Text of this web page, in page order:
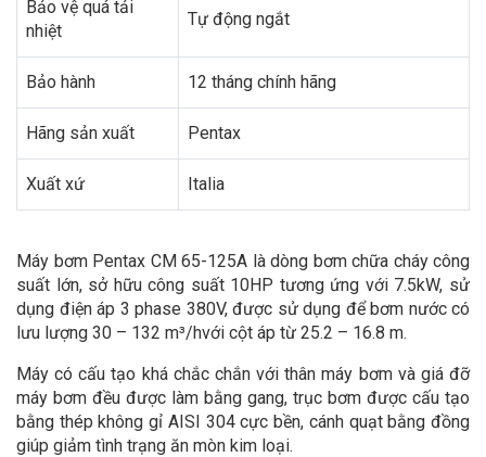
Bảo vệ quá tải
nhiệt
Tự động ngắt
Bảo hành 12 tháng chính hãng
Hãng sản xuất Pentax
Xuất xứ Italia
Máy bơm Pentax CM 65-125A là dòng bơm chữa cháy công
suất lớn, sở hữu công suất 10HP tương ứng với 7.5kW, sử
dụng điện áp 3 phase 380V, được sử dụng để bơm nước có
lưu lượng 30 – 132 m³/hvới cột áp từ 25.2 – 16.8 m.
Máy có cấu tạo khá chắc chắn với thân máy bơm và giá đỡ
máy bơm đều được làm bằng gang, trục bơm được cấu tạo
bằng thép không gỉ AISI 304 cực bền, cánh quạt bằng đồng
giúp giảm tình trạng ăn mòn kim loại.